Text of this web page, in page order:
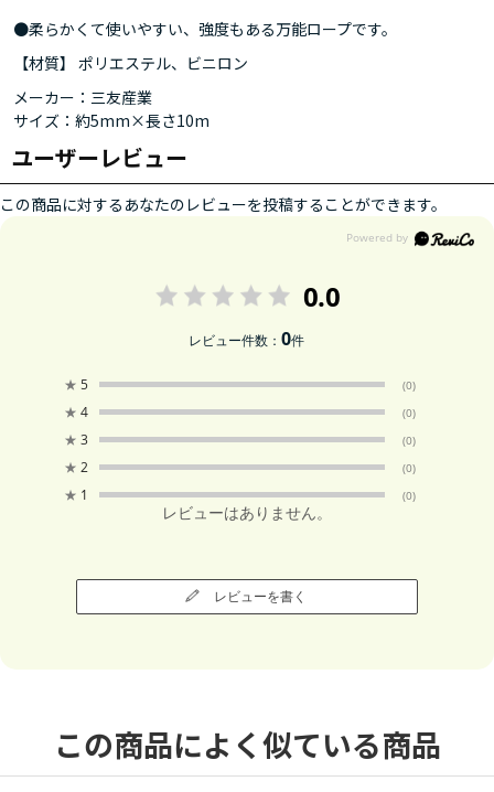
●柔らかくて使いやすい、強度もある万能ロープです。
【材質】 ポリエステル、ビニロン
メーカー：三友産業
サイズ：約5mm×長さ10m
ユーザーレビュー
この商品に対するあなたのレビューを投稿することができます。
0.0
レビュー件数：0件
★ 5 (0)
★ 4 (0)
★ 3 (0)
★ 2 (0)
★ 1 (0)
レビューはありません。
レビューを書く
この商品によく似ている商品